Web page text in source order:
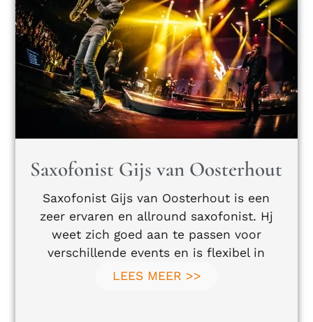
Saxofonist Gijs van Oosterhout
Saxofonist Gijs van Oosterhout is een
zeer ervaren en allround saxofonist. Hj
weet zich goed aan te passen voor
verschillende events en is flexibel in
LEES MEER >>